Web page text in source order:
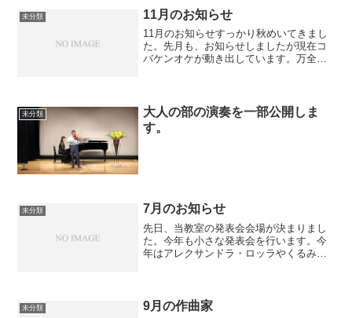
は久しぶりに生徒さんの元気...
未分類 11月のお知らせ
11月のお知らせすっかり秋めいてきまし
た。先月も、お知らせしましたが現在コ
バケンオケが動き出しています。万全の
は、ご検討いただけ...
未分類
大人の部の演奏を一部公開しま
す。
未分類 7月のお知らせ
先日、当教室の発表会会場が決まりまし
た。今年も小さな発表会を行います。今
年はアレクサンドラ・ロッラやくるみ割
います。
未分類 9月の作曲家